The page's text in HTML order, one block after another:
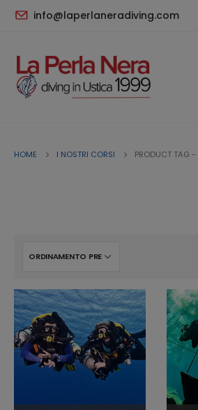
info@laperlaneradiving.com
HOME I NOSTRI CORSI PRODUCT TAG -